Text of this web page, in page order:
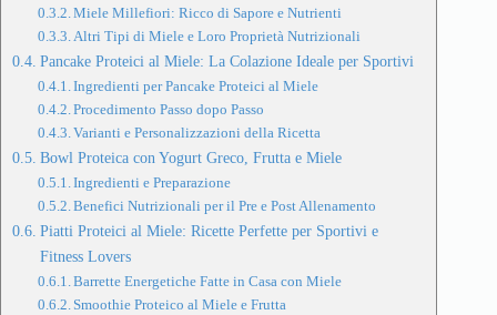
Miele Millefiori: Ricco di Sapore e Nutrienti
Altri Tipi di Miele e Loro Proprietà Nutrizionali
Pancake Proteici al Miele: La Colazione Ideale per Sportivi
Ingredienti per Pancake Proteici al Miele
Procedimento Passo dopo Passo
Varianti e Personalizzazioni della Ricetta
Bowl Proteica con Yogurt Greco, Frutta e Miele
Ingredienti e Preparazione
Benefici Nutrizionali per il Pre e Post Allenamento
Piatti Proteici al Miele: Ricette Perfette per Sportivi e
Fitness Lovers
Barrette Energetiche Fatte in Casa con Miele
Smoothie Proteico al Miele e Frutta